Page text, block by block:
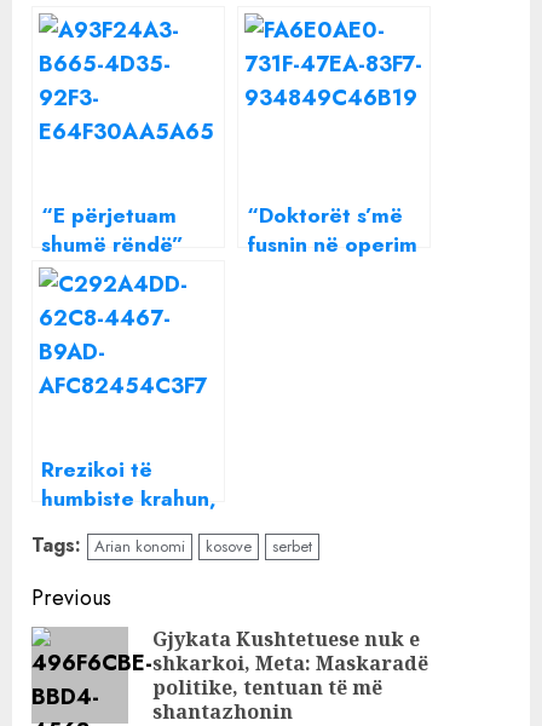
“E përjetuam
shumë rëndë”
Arjan Konomi
tregon momentin
më të vështirë në
“Përputhen”
“Doktorët s’më
fusnin në operim
Rrezikoi të
humbiste krahun,
ja si është
gjendja
shëndetësore e
Arjan Konomit
Tags: Arian konomi kosove serbet
Continue
Reading
Previous
Gjykata Kushtetuese nuk e
shkarkoi, Meta: Maskaradë
politike, tentuan të më
shantazhonin